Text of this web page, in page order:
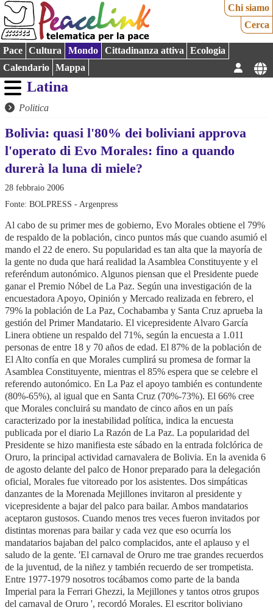
Chi siamo
Cerca
Pace Cultura Mondo Cittadinanza attiva
Ecologia
Calendario
Mappa
Latina
Politica
Bolivia: quasi l'80% dei boliviani approva
l'operato di Evo Morales: fino a quando
durerà la luna di miele?
28 febbraio 2006
Fonte: BOLPRESS - Argenpress
Al cabo de su primer mes de gobierno, Evo Morales obtiene el 79%
de respaldo de la población, cinco puntos más que cuando asumió el
mando el 22 de enero. Su popularidad es tan alta que la mayoría de
la gente no duda que hará realidad la Asamblea Constituyente y el
referéndum autonómico. Algunos piensan que el Presidente puede
ganar el Premio Nóbel de La Paz. Según una investigación de la
encuestadora Apoyo, Opinión y Mercado realizada en febrero, el
79% la población de La Paz, Cochabamba y Santa Cruz aprueba la
gestión del Primer Mandatario. El vicepresidente Alvaro García
Linera obtiene un respaldo del 71%, según la encuesta a 1.011
personas de entre 18 y 70 años de edad. El 87% de la población de
El Alto confía en que Morales cumplirá su promesa de formar la
Asamblea Constituyente, mientras el 85% espera que se celebre el
referendo autonómico. En La Paz el apoyo también es contundente
(80%-65%), al igual que en Santa Cruz (70%-73%). El 66% cree
que Morales concluirá su mandato de cinco años en un país
caracterizado por la inestabilidad política, indica la encuesta
publicada por el diario La Razón de La Paz. La popularidad del
Presidente se hizo manifiesta este sábado en la entrada folclórica de
Oruro, la principal actividad carnavalera de Bolivia. En la avenida 6
de agosto delante del palco de Honor preparado para la delegación
oficial, Morales fue vitoreado por los asistentes. Dos simpáticas
danzantes de la Morenada Mejillones invitaron al presidente y
vicepresidente a bajar del palco para bailar. Ambos mandatarios
aceptaron gustosos. Cuando menos tres veces fueron invitados por
distintas morenas para bailar y cada vez que eso ocurría los
mandatarios bajaban del palco complacidos, ante el aplauso y el
saludo de la gente. 'El carnaval de Oruro me trae grandes recuerdos
de la juventud, de la niñez y también recuerdo de ser trompetista.
Entre 1977-1979 nosotros tocábamos como parte de la banda
Imperial para la Ferrari Ghezzi, la Mejillones y tantos otros grupos
del carnaval de Oruro ', recordó Morales. El escritor boliviano